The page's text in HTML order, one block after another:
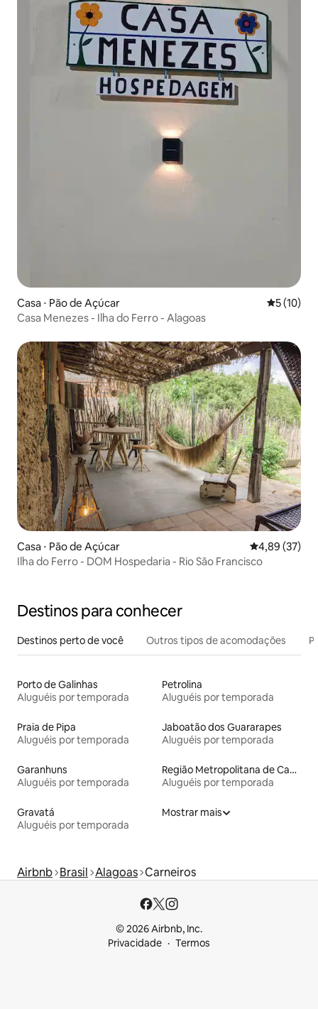
Casa ⋅ Pão de Açúcar 5 de uma
5 (10)
Casa Menezes - Ilha do Ferro - Alagoas
Casa ⋅ Pão de Açúcar 4,89 de uma
4,89 (37)
Ilha do Ferro - DOM Hospedaria - Rio São Francisco
Destinos para conhecer
Destinos perto de você Outros tipos de acomodações
Porto de Galinhas
Aluguéis por temporada
Petrolina
Aluguéis por temporada
Praia de Pipa
Aluguéis por temporada
Jaboatão dos Guararapes
Aluguéis por temporada
Garanhuns
Aluguéis por temporada
Região Metropolitana de Campina Grande
Aluguéis por temporada
Gravatá
Aluguéis por temporada
Mostrar mais
Airbnb Brasil Alagoas Carneiros
© 2026 Airbnb, Inc.
Privacidade
Termos